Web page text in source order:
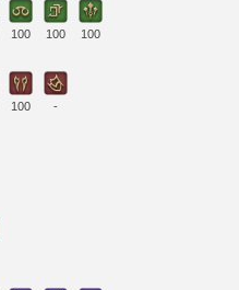
100 100 100
100 -